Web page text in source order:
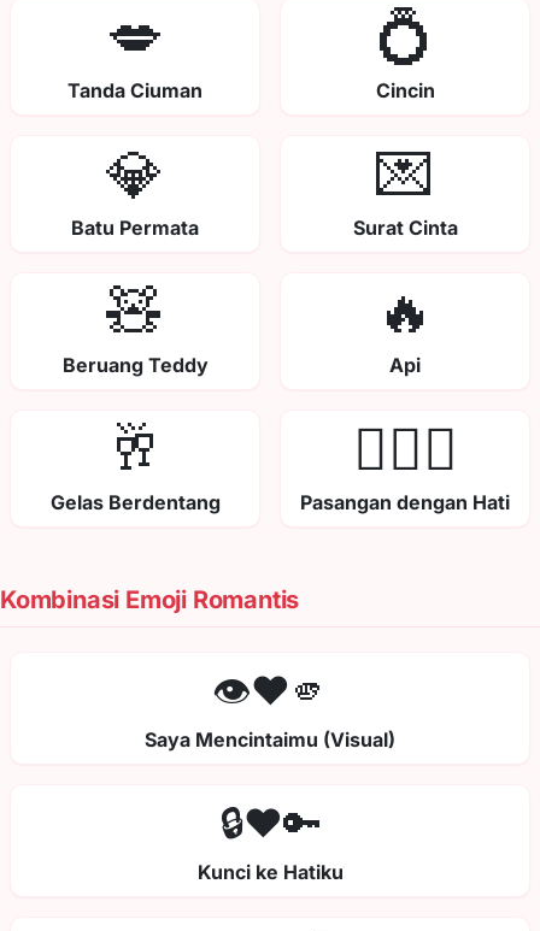
💋
Tanda Ciuman
💍
Cincin
💎
Batu Permata
💌
Surat Cinta
🧸
Beruang Teddy
🔥
Api
🥂
Gelas Berdentang
👩‍❤️‍👨
Pasangan dengan Hati
Kombinasi Emoji Romantis
👁️❤️🫵
Saya Mencintaimu (Visual)
🔒❤️🔑
Kunci ke Hatiku